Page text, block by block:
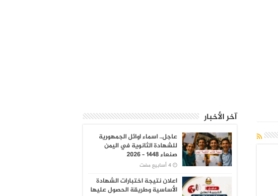
آخر الأخبار
عاجل.. اسماء اوائل الجمهورية
للشهادة الثانوية في اليمن
صنعاء 1448 – 2026
اعلان نتيجة اختبارات الشهادة
الأساسية وطريقة الحصول عليها